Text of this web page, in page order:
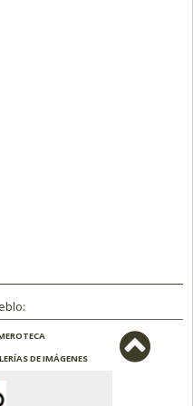
DE IMÁGENES